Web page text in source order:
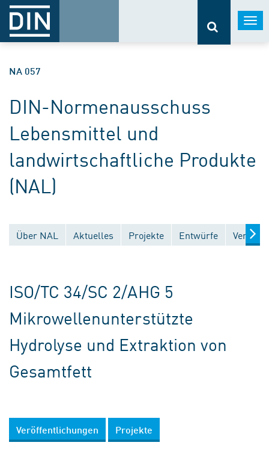
NA 057
DIN-Normenausschuss
Lebensmittel und
landwirtschaftliche Produkte
(NAL)
Über NAL Aktuelles Projekte Entwürfe
ISO/TC 34/SC 2/AHG 5
Mikrowellenunterstützte
Hydrolyse und Extraktion von
Gesamtfett
Veröffentlichungen Projekte